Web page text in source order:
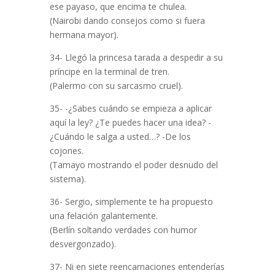
ese payaso, que encima te chulea.
(Nairobi dando consejos como si fuera
hermana mayor).
34- Llegó la princesa tarada a despedir a su
príncipe en la terminal de tren.
(Palermo con su sarcasmo cruel).
35- -¿Sabes cuándo se empieza a aplicar
aquí la ley? ¿Te puedes hacer una idea? -
¿Cuándo le salga a usted…? -De los
cojones.
(Tamayo mostrando el poder desnudo del
sistema).
36- Sergio, simplemente te ha propuesto
una felación galantemente.
(Berlín soltando verdades con humor
desvergonzado).
37- Ni en siete reencarnaciones entenderías